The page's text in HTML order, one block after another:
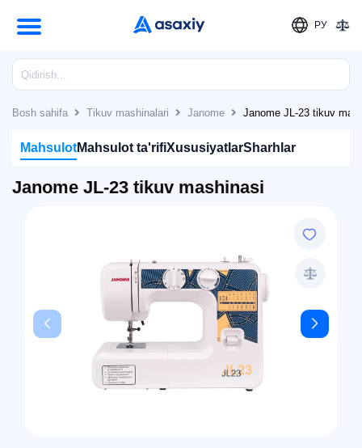
РУ
Bosh sahifa Tikuv mashinalari Janome Janome JL-23 tikuv
MahsulotMahsulot ta'rifiXususiyatlarSharhlar
Janome JL-23 tikuv mashinasi